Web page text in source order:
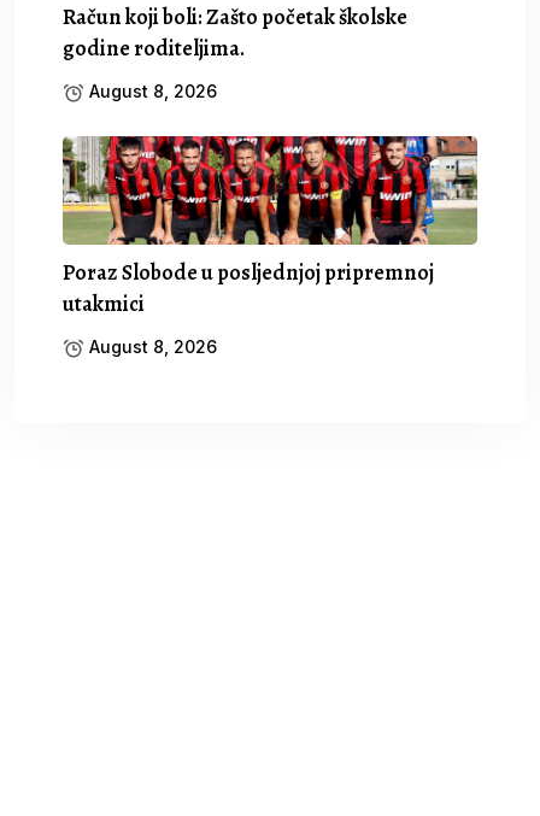
Račun koji boli: Zašto početak školske
godine roditeljima.
August 8, 2026
Poraz Slobode u posljednjoj pripremnoj
utakmici
August 8, 2026